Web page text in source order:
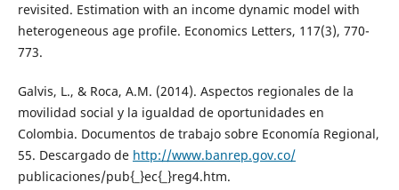
revisited. Estimation with an income dynamic model with
heterogeneous age profile. Economics Letters, 117(3), 770-
773.
Galvis, L., & Roca, A.M. (2014). Aspectos regionales de la
movilidad social y la igualdad de oportunidades en
Colombia. Documentos de trabajo sobre Economía Regional,
55. Descargado de http://www.banrep.gov.co/
publicaciones/pub{_}ec{_}reg4.htm.